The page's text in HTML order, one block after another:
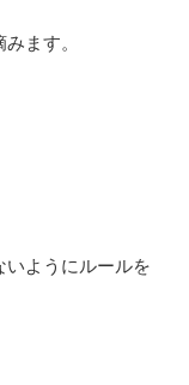
ます。
ようにルールを